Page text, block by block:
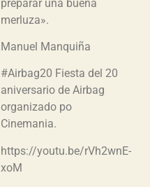
preparar una buena
merluza».
Manuel Manquiña
#Airbag20 Fiesta del 20
aniversario de Airbag
organizado po
Cinemania.
https://youtu.be/rVh2wnE-
xoM